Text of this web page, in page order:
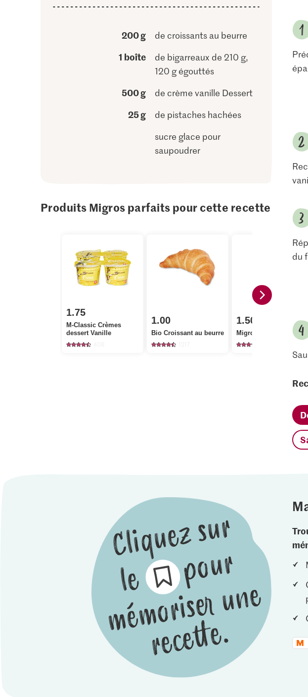
200 g de croissants au beurre
1 boîte
de bigarreaux de 210 g,
120 g égouttés
500 g de crème vanille Dessert
25 g
de pistaches hachées
sucre glace pour
saupoudrer
Produits Migros parfaits pour cette recette
1.75
M-Classic Crèmes
dessert Vanille
1.00
Bio Croissant au beurre
1.50
Migros Sucre glace
du